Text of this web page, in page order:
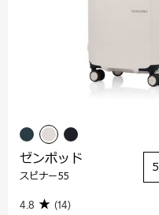
ゼンポッド
スピナー55
4.8 (14)